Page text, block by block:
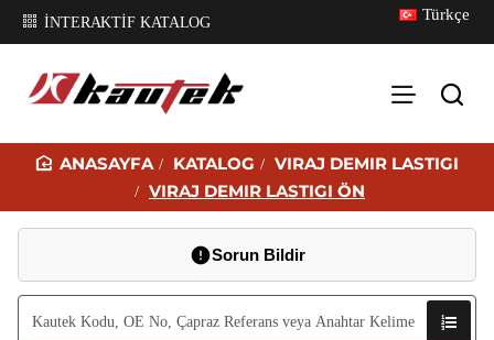
İNTERAKTİF KATALOG Türkçe
O
KATALOG
VIRAJ DEMIR LASTIGI
VIRAJ DEMIR LASTIGI ÖN
Sorun Bildir